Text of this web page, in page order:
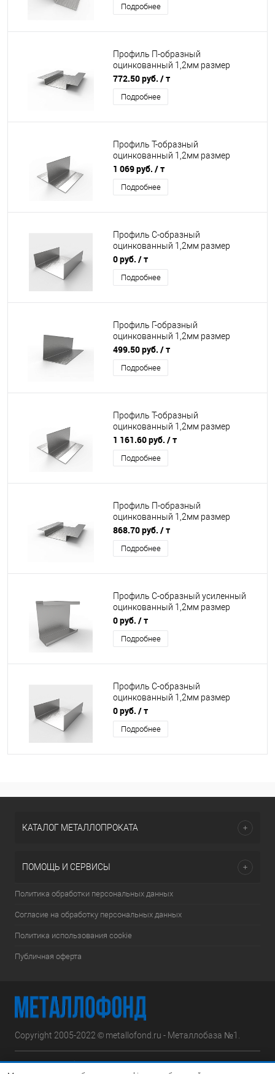
Подробнее
Профиль П-образный
оцинкованный 1,2мм размер
20x50х20мм 3000мм
772.50 руб. / т
Подробнее
Профиль T-образный
оцинкованный 1,2мм размер
80x30мм 3000мм
1 069 руб. / т
Подробнее
Профиль C-образный
оцинкованный 1,2мм размер
20x65мм 3000мм
0 руб. / т
Подробнее
Профиль Г-образный
оцинкованный 1,2мм размер
40х40мм 3000мм
499.50 руб. / т
Подробнее
Профиль T-образный
оцинкованный 1,2мм размер
80x50мм 3000мм
1 161.60 руб. / т
Подробнее
Профиль П-образный
оцинкованный 1,2мм размер
20x60х20мм 3000мм
868.70 руб. / т
Подробнее
Профиль C-образный усиленный
оцинкованный 1,2мм размер
5x20x65мм 3000мм
0 руб. / т
Подробнее
Профиль C-образный
оцинкованный 1,2мм размер
20x80мм 3000мм
0 руб. / т
Подробнее
КАТАЛОГ МЕТАЛЛОПРОКАТА
ПОМОЩЬ И СЕРВИСЫ
Политика обработки персональных данных
Согласие на обработку персональных данных
Политика использования cookie
Публичная оферта
Copyright 2005-2022 © metallofond.ru - Металлобаза №1.
Московская область, Ступинский р-н, д.Сотниково,